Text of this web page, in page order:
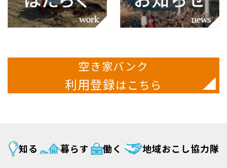
空き家バンク
利用登録はこちら
知る 暮らす 働く 地域おこし協力隊